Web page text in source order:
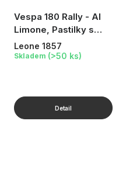
Vespa 180 Rally - Al
Limone, Pastilky s
citronovou příchutí, v
plechové dóze Vespa, 30 g
Leone 1857
Skladem (>50 ks)